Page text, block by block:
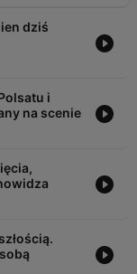
dziś
i
na scenie